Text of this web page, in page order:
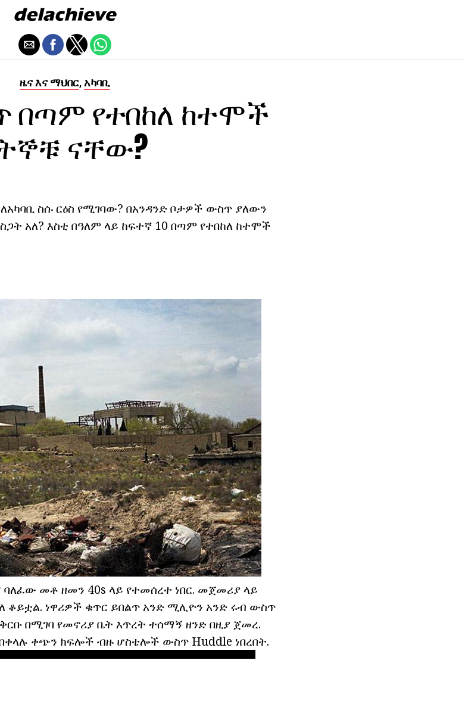
ዜና እና ማህበር, አካባቢ
በጣም የተበከለ ከተሞች
ናቸው?
ስሱ ርዕስ የሚገባው? በአንዳንድ ቦታዎች ውስጥ ያለውን
አለ? እስቲ በዓለም ላይ ከፍተኛ 10 በጣም የተበከለ ከተሞች
ባለፈው መቶ ዘመን 40s ላይ የተመሰረተ ነበር. መጀመሪያ ላይ
ቆይቷል. ነዋሪዎች ቁጥር ይበልጥ አንድ ሚሊዮን አንድ ሩብ ውስጥ
በሚገባ የመኖሪያ ቤት እጥረት ተሰማኝ ዘንድ በዚያ ጀመረ.
ቀጭን ክፍሎች ብዙ ሆስቴሎች ውስጥ Huddle ነበረበት.